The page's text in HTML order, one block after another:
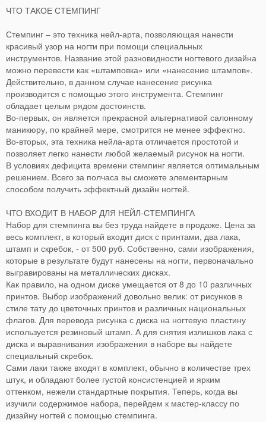
ЧТО ТАКОЕ СТЕМПИНГ
Стемпинг – это техника нейл-арта, позволяющая нанести
красивый узор на ногти при помощи специальных
инструментов. Название этой разновидности ногтевого дизайна
можно перевести как «штамповка» или «нанесение штампов».
Действительно, в данном случае нанесение рисунка
производится с помощью этого инструмента. Стемпинг
обладает целым рядом достоинств.
Во-первых, он является прекрасной альтернативой салонному
маникюру, по крайней мере, смотрится не менее эффектно.
Во-вторых, эта техника нейла-арта отличается простотой и
позволяет легко нанести любой желаемый рисунок на ногти.
В условиях дефицита времени стемпинг является оптимальным
решением. Всего за полчаса вы сможете элементарным
способом получить эффектный дизайн ногтей.
ЧТО ВХОДИТ В НАБОР ДЛЯ НЕЙЛ-СТЕМПИНГА
Набор для стемпинга вы без труда найдете в продаже. Цена за
весь комплект, в который входит диск с принтами, два лака,
штамп и скребок, - от 500 руб. Собственно, сами изображения,
которые в результате будут нанесены на ногти, первоначально
выгравированы на металлических дисках.
Как правило, на одном диске умещается от 8 до 10 различных
принтов. Выбор изображений довольно велик: от рисунков в
стиле тату до цветочных принтов и различных национальных
флагов. Для перевода рисунка с диска на ногтевую пластину
используется резиновый штамп. А для снятия излишков лака с
диска и выравнивания изображения в наборе вы найдете
специальный скребок.
Сами лаки также входят в комплект, обычно в количестве трех
штук, и обладают более густой консистенцией и ярким
оттенком, нежели стандартные покрытия. Теперь, когда вы
изучили содержимое набора, перейдем к мастер-классу по
дизайну ногтей с помощью стемпинга.